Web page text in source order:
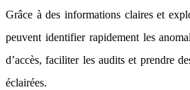
Grâce à des informations claires et
peuvent identifier rapidement les
d’accès, faciliter les audits et prendre
éclairées.